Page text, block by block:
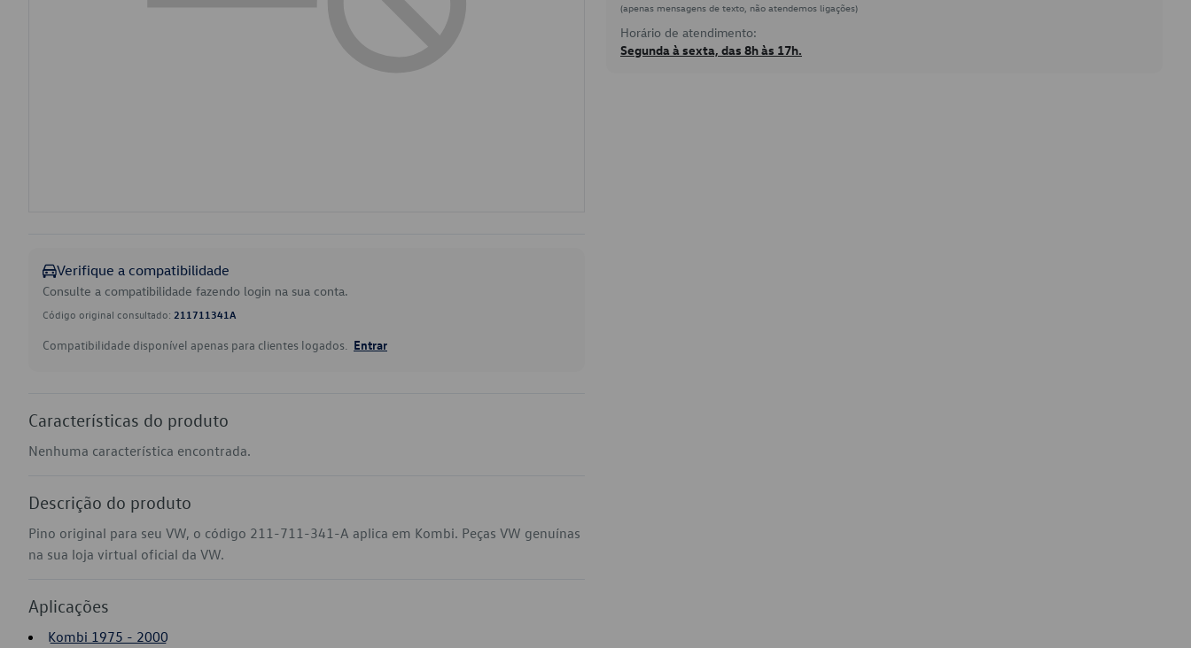
Verifique a compatibilidade
Consulte a compatibilidade fazendo login na sua conta.
Código original consultado: 211711341A
Compatibilidade disponível apenas para clientes logados. Entrar
Características do produto
Nenhuma característica encontrada.
Descrição do produto
Pino original para seu VW, o código 211-711-341-A aplica em Kombi. Peças VW genuínas
na sua loja virtual oficial da VW.
Aplicações
Kombi 1975 - 2000
(apenas mensagens de texto, não atendemos ligações)
Horário de atendimento:
Segunda à sexta, das 8h às 17h.